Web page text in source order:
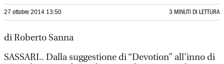
27 ottobre 2014 13:50 3 MINUTI DI LETTURA
di Roberto Sanna
SASSARI.. Dalla suggestione di “Devotion” all’inno di